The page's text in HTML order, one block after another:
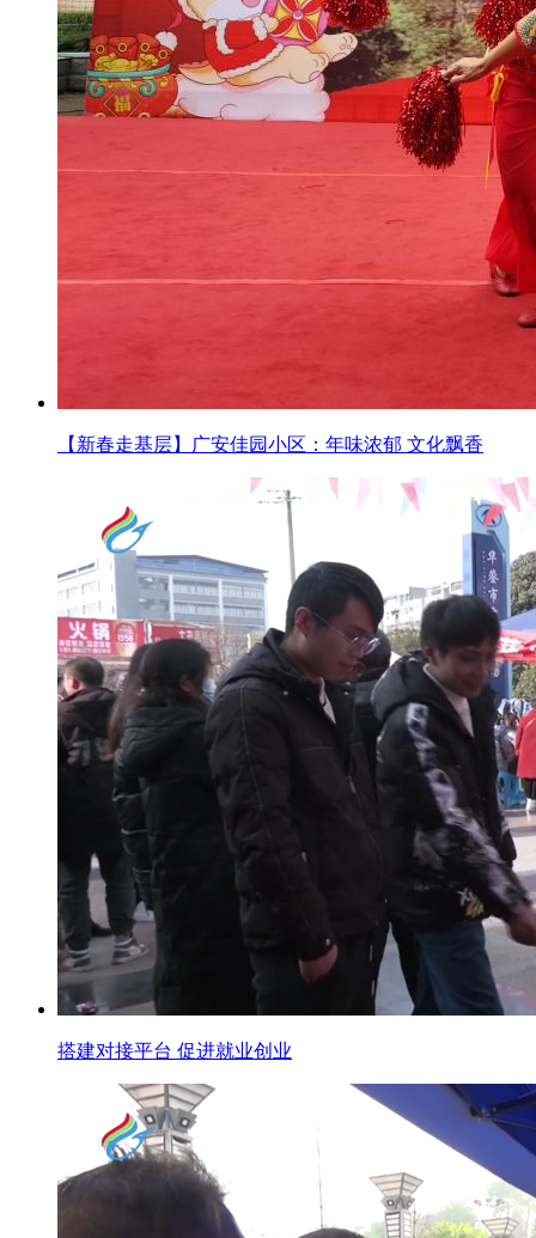
【新春走基层】广安佳园小区：年味浓郁 文化飘香
搭建对接平台 促进就业创业